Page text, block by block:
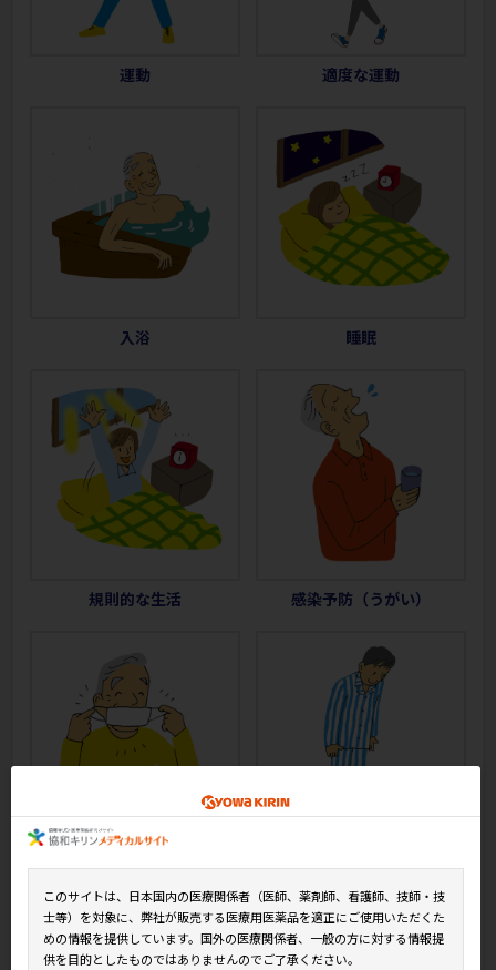
運動 適度な運動
入浴 睡眠
規則的な生活 感染予防（うがい）
このサイトは、日本国内の医療関係者（医師、薬剤師、看護師、技師・技
士等）を対象に、弊社が販売する医療用医薬品を適正にご使用いただくた
めの情報を提供しています。国外の医療関係者、一般の方に対する情報提
供を目的としたものではありませんのでご了承ください。